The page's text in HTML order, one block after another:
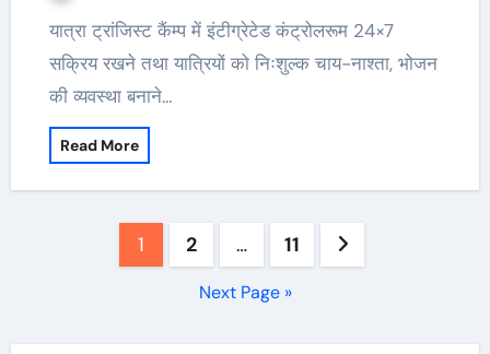
यात्रा ट्रांजिस्ट कैंम्प में इंटीग्रेटेड कंट्रोलरूम 24×7
सक्रिय रखने तथा यात्रियों को निःशुल्क चाय-नाश्ता, भोजन
की व्यवस्था बनाने…
Read More
1 2 … 11
Next Page »